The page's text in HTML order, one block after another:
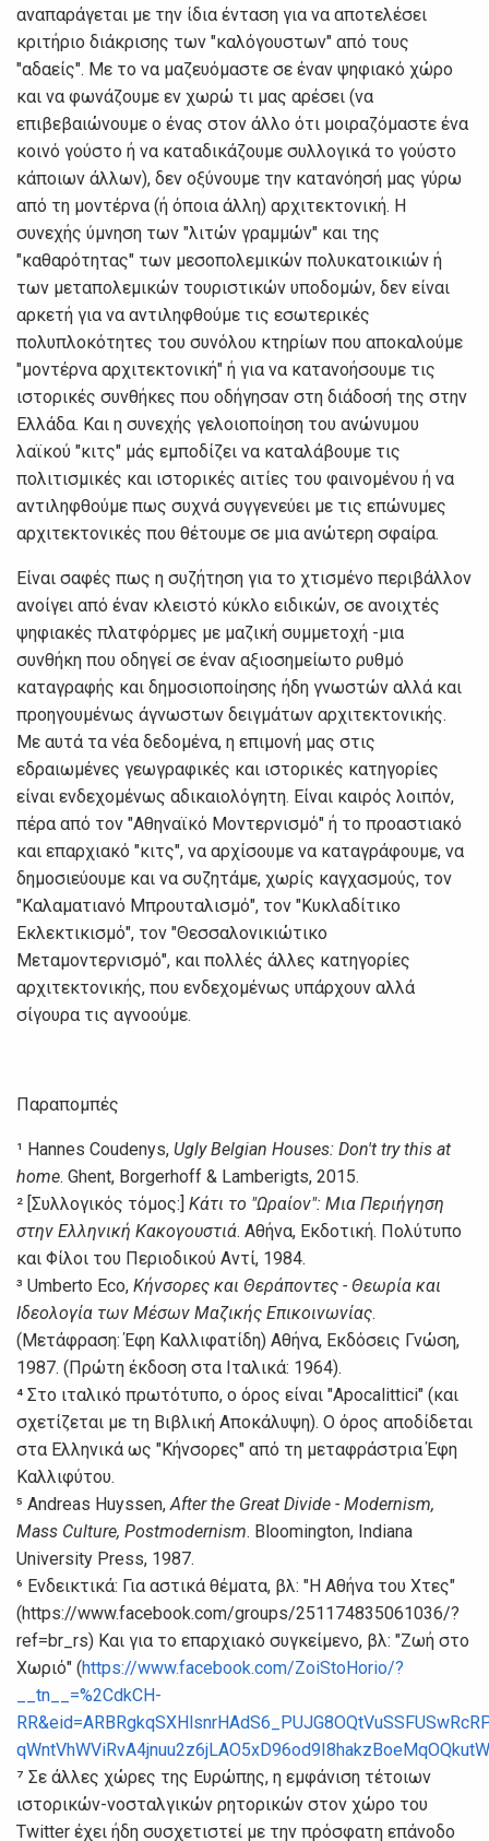
αναπαράγεται με την ίδια ένταση για να αποτελέσει
κριτήριο διάκρισης των "καλόγουστων" από τους
"αδαείς". Με το να μαζευόμαστε σε έναν ψηφιακό χώρο
και να φωνάζουμε εν χωρώ τι μας αρέσει (να
επιβεβαιώνουμε ο ένας στον άλλο ότι μοιραζόμαστε ένα
κοινό γούστο ή να καταδικάζουμε συλλογικά το γούστο
κάποιων άλλων), δεν οξύνουμε την κατανόησή μας γύρω
από τη μοντέρνα (ή όποια άλλη) αρχιτεκτονική. Η
συνεχής ύμνηση των "λιτών γραμμών" και της
"καθαρότητας" των μεσοπολεμικών πολυκατοικιών ή
των μεταπολεμικών τουριστικών υποδομών, δεν είναι
αρκετή για να αντιληφθούμε τις εσωτερικές
πολυπλοκότητες του συνόλου κτηρίων που αποκαλούμε
"μοντέρνα αρχιτεκτονική" ή για να κατανοήσουμε τις
ιστορικές συνθήκες που οδήγησαν στη διάδοσή της στην
Ελλάδα. Και η συνεχής γελοιοποίηση του ανώνυμου
λαϊκού "κιτς" μάς εμποδίζει να καταλάβουμε τις
πολιτισμικές και ιστορικές αιτίες του φαινομένου ή να
αντιληφθούμε πως συχνά συγγενεύει με τις επώνυμες
αρχιτεκτονικές που θέτουμε σε μια ανώτερη σφαίρα.
Είναι σαφές πως η συζήτηση για το χτισμένο περιβάλλον
ανοίγει από έναν κλειστό κύκλο ειδικών, σε ανοιχτές
ψηφιακές πλατφόρμες με μαζική συμμετοχή -μια
συνθήκη που οδηγεί σε έναν αξιοσημείωτο ρυθμό
καταγραφής και δημοσιοποίησης ήδη γνωστών αλλά και
προηγουμένως άγνωστων δειγμάτων αρχιτεκτονικής.
Με αυτά τα νέα δεδομένα, η επιμονή μας στις
εδραιωμένες γεωγραφικές και ιστορικές κατηγορίες
είναι ενδεχομένως αδικαιολόγητη. Είναι καιρός λοιπόν,
πέρα από τον "Αθηναϊκό Μοντερνισμό" ή το προαστιακό
και επαρχιακό "κιτς", να αρχίσουμε να καταγράφουμε, να
δημοσιεύουμε και να συζητάμε, χωρίς καγχασμούς, τον
"Καλαματιανό Μπρουταλισμό", τον "Κυκλαδίτικο
Εκλεκτικισμό", τον "Θεσσαλονικιώτικο
Μεταμοντερνισμό", και πολλές άλλες κατηγορίες
αρχιτεκτονικής, που ενδεχομένως υπάρχουν αλλά
σίγουρα τις αγνοούμε.
Παραπομπές
¹ Hannes Coudenys, Ugly Belgian Houses: Don't try this at
home. Ghent, Borgerhoff & Lamberigts, 2015.
² [Συλλογικός τόμος:] Κάτι το "Ωραίον": Μια Περιήγηση
στην Ελληνική Κακογουστιά. Αθήνα, Εκδοτική. Πολύτυπο
και Φίλοι του Περιοδικού Αντί, 1984.
³ Umberto Eco, Κήνσορες και Θεράποντες - Θεωρία και
Ιδεολογία των Μέσων Μαζικής Επικοινωνίας.
(Μετάφραση: Έφη Καλλιφατίδη) Αθήνα, Εκδόσεις Γνώση,
1987. (Πρώτη έκδοση στα Ιταλικά: 1964).
⁴ Στο ιταλικό πρωτότυπο, ο όρος είναι "Apocalittici" (και
σχετίζεται με τη Βιβλική Αποκάλυψη). Ο όρος αποδίδεται
στα Ελληνικά ως "Κήνσορες" από τη μεταφράστρια Έφη
Καλλιφύτου.
⁵ Andreas Huyssen,After the Great Divide - Modernism,
Mass Culture, Postmodernism. Bloomington, Indiana
University Press, 1987.
⁶ Ενδεικτικά: Για αστικά θέματα, βλ: "Η Αθήνα του Χτες"
(https://www.facebook.com/groups/251174835061036/?
ref=br_rs) Και για το επαρχιακό συγκείμενο, βλ: "Ζωή στο
Χωριό" (https://www.facebook.com/ZoiStoHorio/?
__tn__=%2CdkCH-
⁷ Σε άλλες χώρες της Ευρώπης, η εμφάνιση τέτοιων
ιστορικών-νοσταλγικών ρητορικών στον χώρο του
Twitter έχει ήδη συσχετιστεί με την πρόσφατη επάνοδο